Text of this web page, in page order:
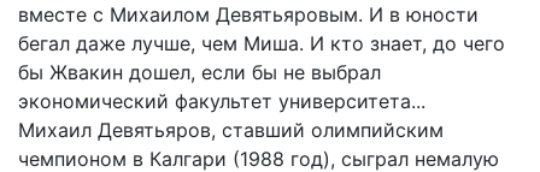
вместе с Михаилом Девятьяровым. И в юности
бегал даже лучше, чем Миша. И кто знает, до чего
бы Жвакин дошел, если бы не выбрал
экономический факультет университета...
Михаил Девятьяров, ставший олимпийским
чемпионом в Калгари (1988 год), сыграл немалую